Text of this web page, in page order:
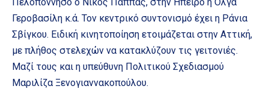
Γεροβασίλη κ.ά. Τον κεντρικό συντονισμό έχει η Ράνια
Σβίγκου. Ειδική κινητοποίηση ετοιμάζεται στην Αττική,
με πλήθος στελεχών να κατακλύζουν τις γειτονιές.
Μαζί τους και η υπεύθυνη Πολιτικού Σχεδιασμού
Μαριλίζα Ξενογιαννακοπούλου.